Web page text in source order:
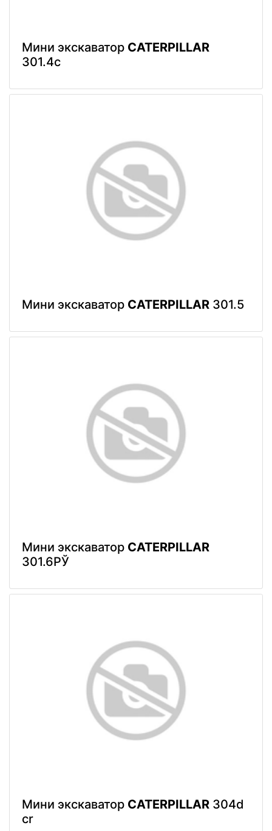
Мини экскаватор CATERPILLAR
301.4c
Мини экскаватор CATERPILLAR 301.5
Мини экскаватор CATERPILLAR
301.6РЎ
Мини экскаватор CATERPILLAR 304d
cr